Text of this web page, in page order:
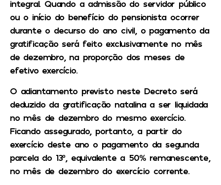
integral. Quando a admissão do servidor público
ou o início do benefício do pensionista ocorrer
durante o decurso do ano civil, o pagamento da
gratificação será feito exclusivamente no mês
de dezembro, na proporção dos meses de
efetivo exercício.
O adiantamento previsto neste Decreto será
deduzido da gratificação natalina a ser liquidada
no mês de dezembro do mesmo exercício.
Ficando assegurado, portanto, a partir do
exercício deste ano o pagamento da segunda
parcela do 13º, equivalente a 50% remanescente,
no mês de dezembro do exercício corrente.